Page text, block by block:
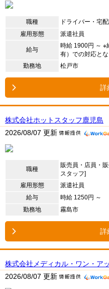
職種
ドライバー・宅
雇用形態
派遣社員
給与
時給 1900円 ～ ※
有）での対応とな
勤務地
松戸市
詳
株式会社ホットスタッフ鹿児島
2026/08/07 更新
職種
販売員・店員・
スタッフ]
雇用形態
派遣社員
給与
時給 1250円 ～
勤務地
霧島市
詳
株式会社メディカル・ワン・ア
2026/08/07 更新